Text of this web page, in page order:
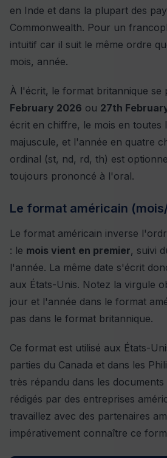
en Inde et dans la plupart des
Commonwealth. Pour un
intuitif car il suit le même ordre
mois, année.
À l'écrit, le format britannique se
February 2026 ou 27th
écrit en chiffre, le mois en toutes
majuscule, et l'année en quatre
ordinal (st, nd, rd, th) est
toujours prononcé à l'oral.
Le format américain
Le format américain inverse
: le mois vient en premier, suivi
l'année. La même date s'écrit
aux États-Unis. Notez la virgule
jour et l'année dans le format
pas dans le format britannique.
Ce format est utilisé aux États-
parties du Canada et dans les
très répandu dans les
rédigés par des entreprises
travaillez avec des partenaires
impérativement connaître ce